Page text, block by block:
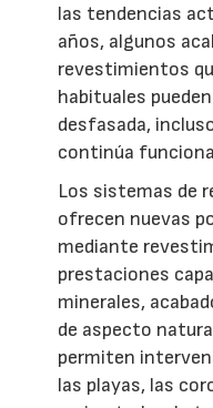
las tendencias
años, algunos
revestimientos
habituales
desfasada,
continúa
Los sistemas de
ofrecen nuevas
mediante
prestaciones
minerales,
de aspecto
permiten
las playas, las